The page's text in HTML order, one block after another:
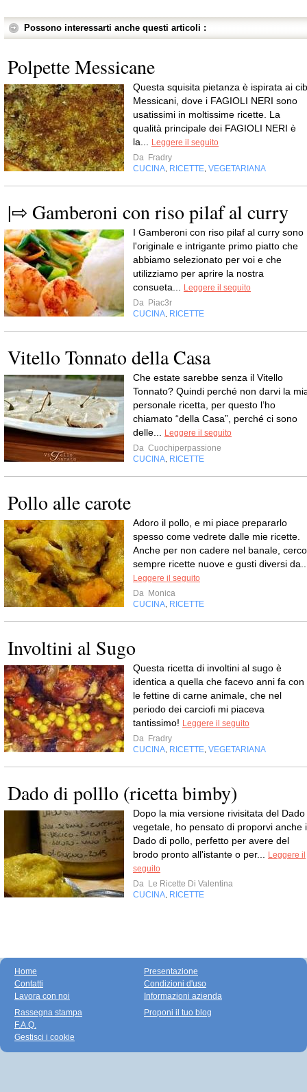
Possono interessarti anche questi articoli :
Polpette Messicane
Questa squisita pietanza è ispirata ai
Messicani, dove i FAGIOLI NERI sono
usatissimi in moltissime ricette. La
qualità principale dei FAGIOLI NERI è
la...
Leggere il seguito
Da Fradry
CUCINA RICETTE VEGETARIANA
|⇨ Gamberoni con riso pilaf al curry
I Gamberoni con riso pilaf al curry sono
l'originale e intrigante primo piatto che
abbiamo selezionato per voi e che
utilizziamo per aprire la nostra
consueta...
Leggere il seguito
Da Piac3r
CUCINA RICETTE
Vitello Tonnato della Casa
Che estate sarebbe senza il Vitello
Tonnato? Quindi perché non darvi la
personale ricetta, per questo l’ho
chiamato “della Casa”, perché ci sono
delle...
Leggere il seguito
Da Cuochiperpassione
CUCINA RICETTE
Pollo alle carote
Adoro il pollo, e mi piace prepararlo
spesso come vedrete dalle mie ricette.
Anche per non cadere nel banale, cerco
sempre ricette nuove e gusti diversi
Leggere il seguito
Da Monica
CUCINA RICETTE
Involtini al Sugo
Questa ricetta di involtini al sugo è
identica a quella che facevo anni fa con
le fettine di carne animale, che nel
periodo dei carciofi mi piaceva
tantissimo! Leggere il seguito
Da Fradry
CUCINA RICETTE VEGETARIANA
Dado di polllo (ricetta bimby)
Dopo la mia versione rivisitata del Dado
vegetale, ho pensato di proporvi anche
Dado di pollo, perfetto per avere del
brodo pronto all'istante o per...
Leggere il
seguito
Da Le Ricette Di Valentina
CUCINA RICETTE
Home
Contatti
Lavora con noi
Presentazione
Condizioni d'uso
Informazioni azienda
Rassegna stampa
F.A.Q.
Gestisci i cookie
Proponi il tuo blog